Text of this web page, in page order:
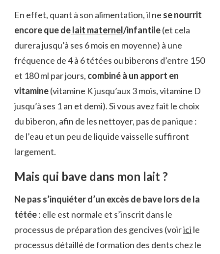
En effet, quant à son alimentation, il ne se nourrit
encore que delait maternel/infantile(et cela
durera jusqu’à ses 6 mois en moyenne) à une
fréquence de 4 à 6 tétées ou biberons d’entre 150
et 180 ml par jours, combiné à un apport en
vitamine(vitamine K jusqu’aux 3 mois, vitamine D
jusqu’à ses 1 an et demi). Si vous avez fait le choix
du biberon, afin de les nettoyer, pas de panique :
de l’eau et un peu de liquide vaisselle suffiront
largement.
Mais qui bave dans mon lait ?
Ne pas s’inquiéter d’un excès de bave lors de la
tétée: elle est normale et s’inscrit dans le
processus de préparation des gencives (voirici le
processus détaillé de formation des dents chez le